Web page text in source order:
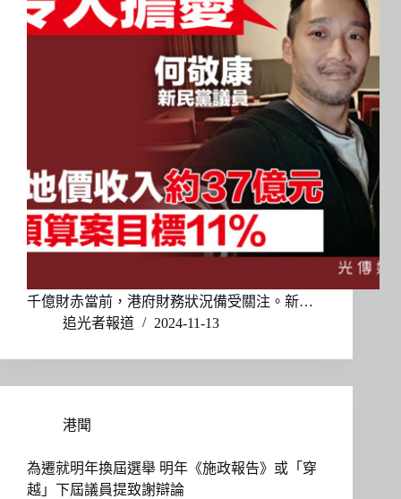
千億財赤當前，港府財務狀況備受關注。新…
追光者報道
2024-11-13
港聞
為遷就明年換屆選舉 明年《施政報告》或「穿
越」下屆議員提致謝辯論